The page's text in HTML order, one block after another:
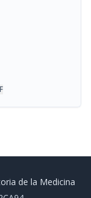
de la Medicina